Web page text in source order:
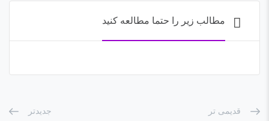
مطالب زیر را حتما مطالعه کنید
قدیمی تر جدیدتر